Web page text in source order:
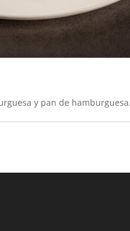
y pan de hamburguesa.